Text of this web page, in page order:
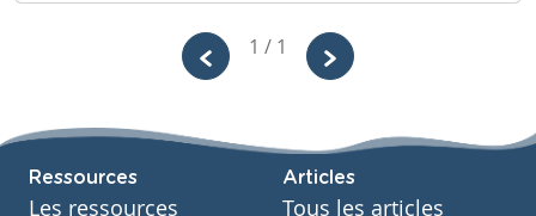
1 / 1
Ressources
Les ressources
Articles
Tous les articles